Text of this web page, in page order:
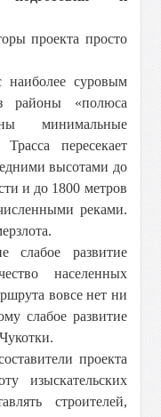
проекта просто
наиболее суровым
районы «полюса
минимальные
пересекает
высотами до
и до 1800 метров
реками.
слабое развитие
населенных
вовсе нет ни
слабое развитие
проекта
изыскательских
строителей,